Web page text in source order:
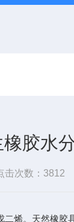
胶水
击次数：3812
烯。天然橡胶